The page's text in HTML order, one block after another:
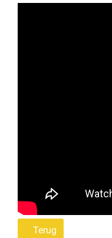
Terug